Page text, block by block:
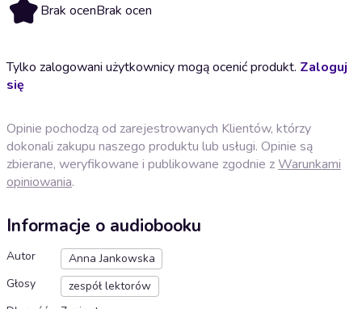
Brak ocenBrak ocen
Tylko zalogowani użytkownicy mogą ocenić produkt. Zaloguj
się
Opinie pochodzą od zarejestrowanych Klientów, którzy
dokonali zakupu naszego produktu lub usługi. Opinie są
zbierane, weryfikowane i publikowane zgodnie zWarunkami
opiniowania.
Informacje o audiobooku
Autor
Anna Jankowska
Głosy
zespół lektorów